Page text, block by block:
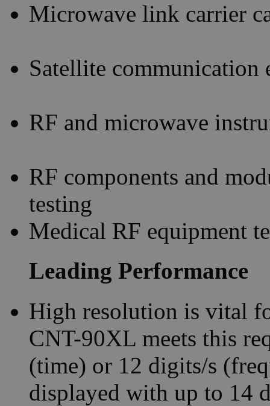
Microwave link carrier
Satellite communication
RF and microwave
RF components and
testing
Medical RF equipment
Leading Performance
High resolution is vital
CNT-90XL meets this
(time) or 12 digits/s
displayed with up to 14